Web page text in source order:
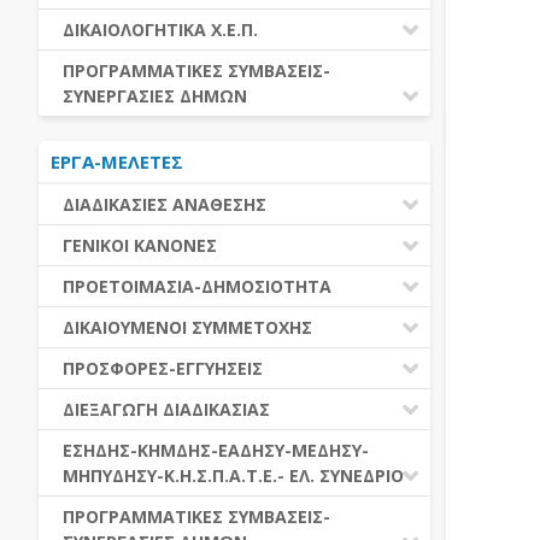
ΕΚΤΕΛΕΣΗ ΥΠΗΡΕΣΙΩΝ
ΕΚΤΕΛΕΣΗ ΠΡΟΜΗΘΕΙΩΝ
ΕΑΑΔΗΣΥ
ΕΑΔΗΣΥ
ΕΛ.ΣΥΝΕΔΡΙΟ
ΕΣΗΔΗΣ
ΔΙΚΑΙΟΛΟΓΗΤΙΚΑ Χ.Ε.Π.
ΔΙΚΑΙΟΛΟΓΗΤΙΚΑ Χ.Ε.Π.
ΠΡΟΓΡΑΜΜΑΤΙΚΕΣ ΣΥΜΒΑΣΕΙΣ-
ΣΥΝΕΡΓΑΣΙΕΣ ΔΗΜΩΝ
ΔΙΕΘΝΕΣ ΚΑΙ ΕΥΡΩΠΑΙΚΟ ΕΠΙΠΕΔΟ
ΠΡΟΓΡΑΜΜΑΤΙΚΕΣ ΣΥΜΒΑΣΕΙΣ
ΕΡΓΑ-ΜΕΛΕΤΕΣ
ΔΙΑΔΙΚΑΣΙΕΣ ΑΝΑΘΕΣΗΣ
ΔΙΑΔΙΚΑΣΙΕΣ ΑΝΑΘΕΣΗΣ
ΣΥΓΚΕΝΤΡΩΤΙΚΕΣ ΔΙΑΔΙΚΑΣΙΕΣ
ΑΝΑΘΕΣΗΣ
ΠΙΝΑΚΕΣ ΔΗΜΟΣΝΕΤ
ΓΕΝΙΚΟΙ ΚΑΝΟΝΕΣ
ΠΕΔΙΟ ΕΦΑΡΜΟΓΗΣ-ΕΝΑΡΞΗ ΙΣΧΥΟΣ
ΗΛΕΚΤΡΟΝΙΚΑ ΜΕΣΑ
ΓΕΝΙΚΕΣ ΑΡΧΕΣ ΚΑΙ ΚΑΝΟΝΕΣ
ΑΞΙΑ ΣΥΜΒΑΣΗΣ
ΕΙΔΗ ΣΥΜΒΑΣΕΩΝ
ΔΙΑΦΟΡΑ
ΠΡΟΕΤΟΙΜΑΣΙΑ-ΔΗΜΟΣΙΟΤΗΤΑ
ΓΝΩΜΟΔΟΤΙΚΑ ΟΡΓΑΝΑ-ΕΠΙΤΡΟΠΕΣ
ΠΡΟΕΤΟΙΜΑΣΙΑ
ΕΓΓΡΑΦΑ ΤΗΣ ΣΥΜΒΑΣΗΣ
ΔΗΜΟΣΙΕΥΣΕΙΣ
ΕΝΑΡΞΗ-ΠΡΟΘΕΣΜΙΕΣ
ΔΙΚΑΙΟΥΜΕΝΟΙ ΣΥΜΜΕΤΟΧΗΣ
ΔΙΚΑΙΟΥΜΕΝΟΙ ΣΥΜΜΕΤΟΧΗΣ
ΚΡΙΤΗΡΙΑ ΕΠΙΛΟΓΗΣ
ΛΟΓΟΙ ΑΠΟΚΛΕΙΣΜΟΥ
ΔΙΚΑΙΟΛΟΓΗΤΙΚΑ ΛΟΓΩΝ
ΑΠΟΚΛΕΙΣΜΟΥ & ΚΡΙΤΗΡΙΩΝ
ΕΠΙΛΟΓΗΣ
ΕΕΕΣ
ΠΡΟΣΦΟΡΕΣ-ΕΓΓΥΗΣΕΙΣ
ΕΓΓΥΗΣΕΙΣ
ΠΡΟΣΦΟΡΕΣ
ΔΙΕΞΑΓΩΓΗ ΔΙΑΔΙΚΑΣΙΑΣ
ΑΞΙΟΛΟΓΗΣΗ ΚΑΙ ΑΝΑΘΕΣΗ
ΑΠΟΤΕΛΕΣΜΑ ΔΙΑΔΙΚΑΣΙΑΣ
ΠΡΟΣΦΥΓΕΣ-ΕΝΣΤΑΣΕΙΣ
ΕΣΗΔΗΣ-ΚΗΜΔΗΣ-ΕΑΔΗΣΥ-ΜΕΔΗΣΥ-
ΜΗΠΥΔΗΣΥ-Κ.Η.Σ.Π.Α.Τ.Ε.- ΕΛ. ΣΥΝΕΔΡΙΟ
ΕΑΑΔΗΣΥ
ΠΡΟΓΡΑΜΜΑΤΙΚΕΣ ΣΥΜΒΑΣΕΙΣ-